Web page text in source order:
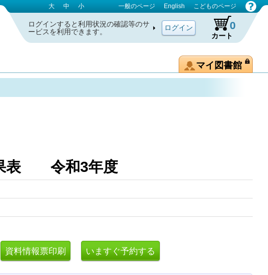
大 中 小 一般のページ English こどものページ
ログインすると利用状況の確認等のサ
ービスを利用できます。
カート
0
マイ図書館
果表 令和3年度